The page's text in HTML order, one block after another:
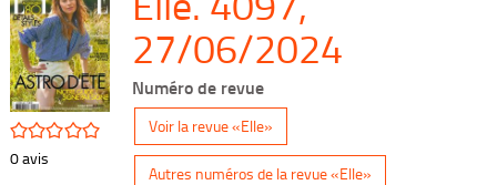
/5
0avis
27/06/2024
Numéro de revue
Voir la revue «Elle»
Autres numéros de la revue «Elle»